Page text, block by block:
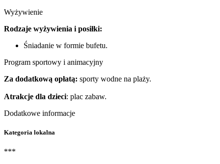
Wyżywienie
Rodzaje wyżywienia i posiłki:
Śniadanie w formie bufetu.
Program sportowy i animacyjny
Za dodatkową opłatą: sporty wodne na plaży.
Atrakcje dla dzieci: plac zabaw.
Dodatkowe informacje
Kategoria lokalna
***